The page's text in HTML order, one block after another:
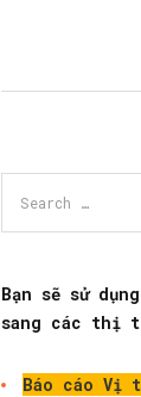
Bạn sẽ sử
sang các thị
Báo cáo Vị